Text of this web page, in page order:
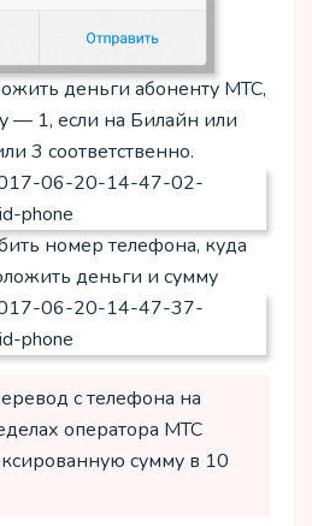
деньги абоненту МТС,
— 1, если на Билайн или
3 соответственно.
номер телефона, куда
деньги и сумму
с телефона на
оператора МТС
сумму в 10